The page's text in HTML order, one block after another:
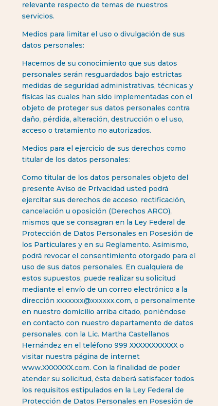
relevante respecto de temas de nuestros
servicios.
Medios para limitar el uso o divulgación de sus
datos personales:
Hacemos de su conocimiento que sus datos
personales serán resguardados bajo estrictas
medidas de seguridad administrativas, técnicas y
físicas las cuales han sido implementadas con el
objeto de proteger sus datos personales contra
daño, pérdida, alteración, destrucción o el uso,
acceso o tratamiento no autorizados.
Medios para el ejercicio de sus derechos como
titular de los datos personales:
Como titular de los datos personales objeto del
presente Aviso de Privacidad usted podrá
ejercitar sus derechos de acceso, rectificación,
cancelación u oposición (Derechos ARCO),
mismos que se consagran en la Ley Federal de
Protección de Datos Personales en Posesión de
los Particulares y en su Reglamento. Asimismo,
podrá revocar el consentimiento otorgado para el
uso de sus datos personales. En cualquiera de
estos supuestos, puede realizar su solicitud
mediante el envío de un correo electrónico a la
dirección xxxxxxx@xxxxxx.com, o personalmente
en nuestro domicilio arriba citado, poniéndose
en contacto con nuestro departamento de datos
personales, con la Lic. Martha Castellanos
Hernández en el teléfono 999 XXXXXXXXXXX o
visitar nuestra página de internet
www.XXXXXXX.com. Con la finalidad de poder
atender su solicitud, ésta deberá satisfacer todos
los requisitos estipulados en la Ley Federal de
Protección de Datos Personales en Posesión de